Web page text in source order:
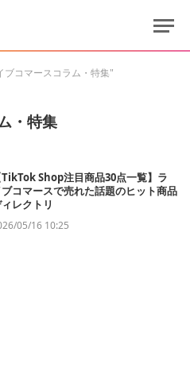
コマースコラム・特集"
・特集
TikTok Shop注目商品30点一覧】ラ
ブコマースで売れた話題のヒット商品
レクトリ
05/16 10:25